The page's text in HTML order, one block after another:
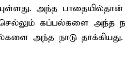
அந்த
கப்பல்களை அந்த
அந்த நாடு தாக்கியது.